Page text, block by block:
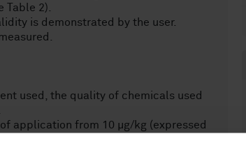
Table 2).
is demonstrated by the user.
used, the quality of chemicals used
application from 10 µg/kg (expressed
as dry matter) for solid waste can